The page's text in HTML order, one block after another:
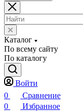
Каталог
По всему сайту
По каталогу
Войти
0
Сравнение
0
Избранное